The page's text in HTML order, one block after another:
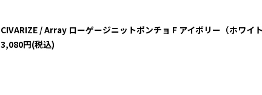
CIVARIZE / Array ローゲージニットポンチョ F アイボリー（ホワイ
3,080円(税込)